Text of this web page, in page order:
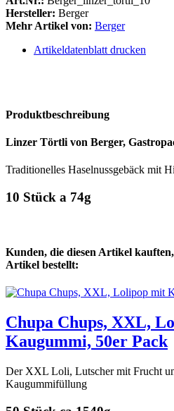
Hersteller: Berger
Mehr Artikel von: Berger
Artikeldatenblatt drucken
Produktbeschreibung
Linzer Törtli von Berger,
Traditionelles Haselnussgebäck mit
10 Stück a 74g
Kunden, die diesen Artikel
Artikel bestellt:
Chupa Chups, XXL,
Kaugummi, 50er Pack
Der XXL Loli, Lutscher mit Frucht
Kaugummifüllung